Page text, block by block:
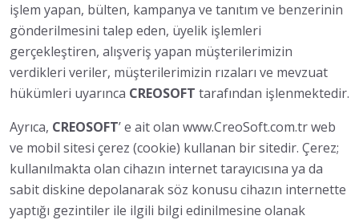
işlem yapan, bülten, kampanya ve tanıtım ve benzerinin
gönderilmesini talep eden, üyelik işlemleri
gerçekleştiren, alışveriş yapan müşterilerimizin
verdikleri veriler, müşterilerimizin rızaları ve mevzuat
hükümleri uyarınca CREOSOFT tarafından işlenmektedir.
Ayrıca, CREOSOFT’ e ait olan www.CreoSoft.com.tr web
ve mobil sitesi çerez (cookie) kullanan bir sitedir. Çerez;
kullanılmakta olan cihazın internet tarayıcısına ya da
sabit diskine depolanarak söz konusu cihazın internette
yaptığı gezintiler ile ilgili bilgi edinilmesine olanak